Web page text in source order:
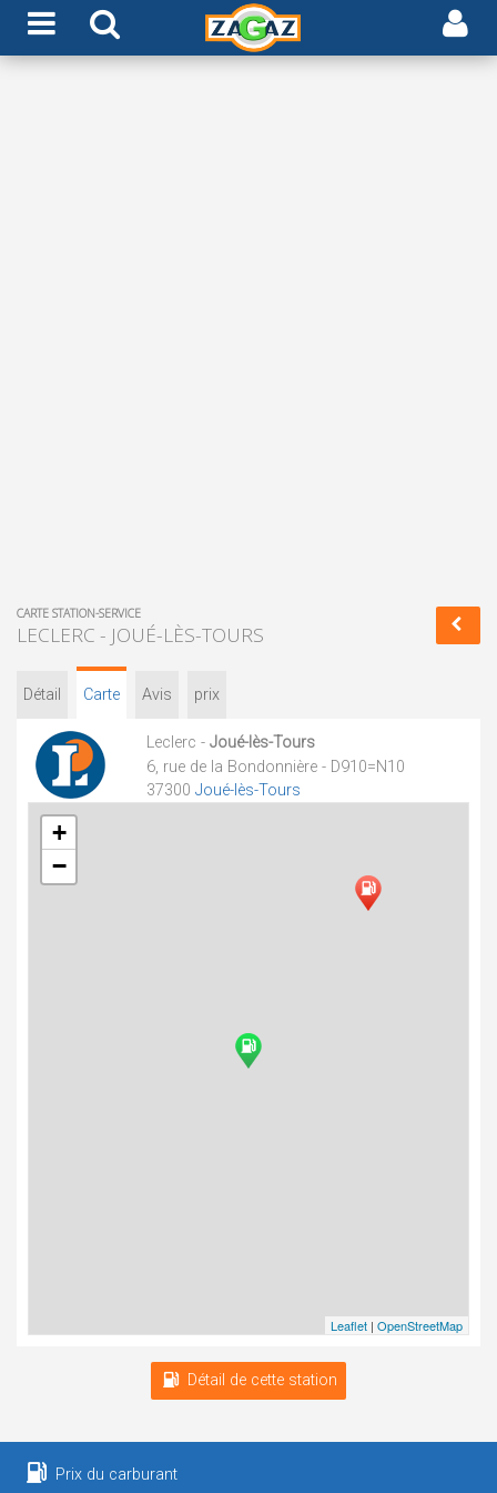
CARTE STATION-SERVICE
LECLERC - JOUÉ-LÈS-TOURS
Détail Carte Avis prix
Leclerc - Joué-lès-Tours
6, rue de la Bondonnière - D910=N10
37300 Joué-lès-Tours
+
−
Leaflet | OpenStreetMap
Détail de cette station
Prix du carburant